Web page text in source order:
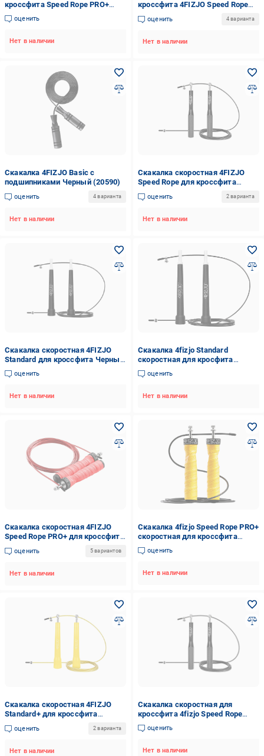
кроссфита Speed Rope PRO+
Violet (P-5907739313188)
оценить
Нет в наличии
кроссфита 4FIZJO Speed Rope
PRO+ Black (P-5907739313164)
оценить 4 варианта
Нет в наличии
Скакалка 4FIZJO Basic с
подшипниками Черный (20590)
оценить 4 варианта
Нет в наличии
Скакалка скоростная 4FIZJO
Speed Rope для кроссфита
Черный (20595)
оценить 2 варианта
Нет в наличии
Скакалка скоростная 4FIZJO
Standard для кроссфита Черный
(20646)
оценить
Нет в наличии
Скакалка 4fizjo Standard
скоростная для кросфита
(4FJ0182)
оценить
Нет в наличии
Скакалка скоростная 4FIZJO
Speed Rope PRO+ для кроссфита
Красный (20608)
оценить 5 вариантов
Нет в наличии
Скакалка 4fizjo Speed Rope PRO+
скоростная для кроссфита
(4FJ0114)
оценить
Нет в наличии
Скакалка скоростная 4FIZJO
Standard+ для кроссфита
Желтый (20603)
оценить 2 варианта
Нет в наличии
Скакалка скоростная для
кроссфита 4fizjo Speed Rope
Black (P-5907222931165)
оценить
Нет в наличии